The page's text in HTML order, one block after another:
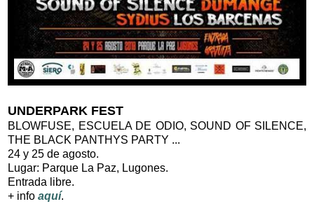
UNDERPARK FEST
BLOWFUSE, ESCUELA DE ODIO, SOUND OF SILENCE,
THE BLACK PANTHYS PARTY ...
24 y 25 de agosto.
Lugar: Parque La Paz, Lugones.
Entrada libre.
+ info aquí.